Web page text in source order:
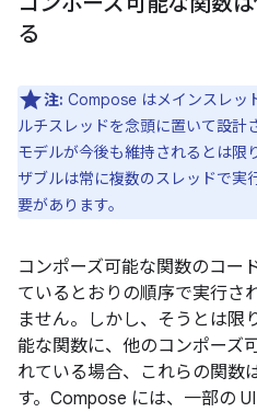
る
注: Compose はメインスレッ
ルチスレッドを念頭に置いて設計
モデルが今後も維持されるとは限
ザブルは常に複数のスレッドで実
要があります。
コンポーズ可能な関数のコー
ているとおりの順序で実行さ
ません。しかし、そうとは限
能な関数に、他のコンポーズ
れている場合、これらの関数
す。Compose には、一部の